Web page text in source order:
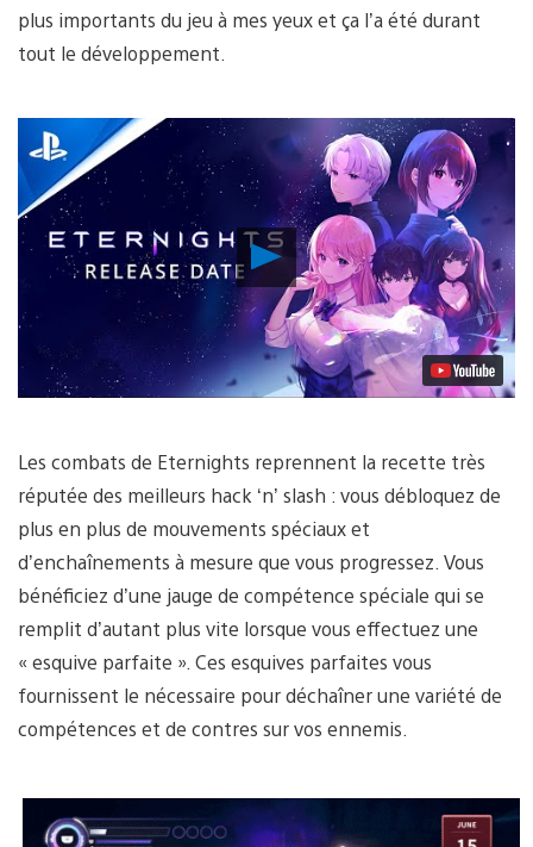
plus importants du jeu à mes yeux et ça l’a été durant
tout le développement.
Lancer
la
vidéo
Les combats de Eternights reprennent la recette très
réputée des meilleurs hack ‘n’ slash : vous débloquez de
plus en plus de mouvements spéciaux et
d’enchaînements à mesure que vous progressez. Vous
bénéficiez d’une jauge de compétence spéciale qui se
remplit d’autant plus vite lorsque vous effectuez une
« esquive parfaite ». Ces esquives parfaites vous
fournissent le nécessaire pour déchaîner une variété de
compétences et de contres sur vos ennemis.